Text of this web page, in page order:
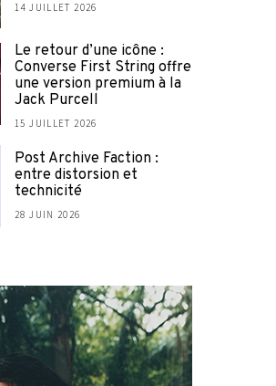
14 JUILLET 2026
Le retour d’une icône :
Converse First String offre
une version premium à la
Jack Purcell
15 JUILLET 2026
Post Archive Faction :
entre distorsion et
technicité
28 JUIN 2026